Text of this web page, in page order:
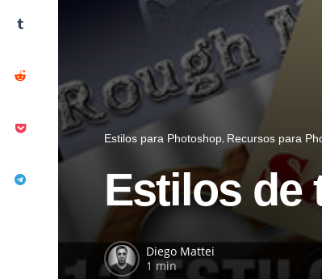
Estilos para Photoshop Recursos para
Estilos de
Diego Mattei
1 min